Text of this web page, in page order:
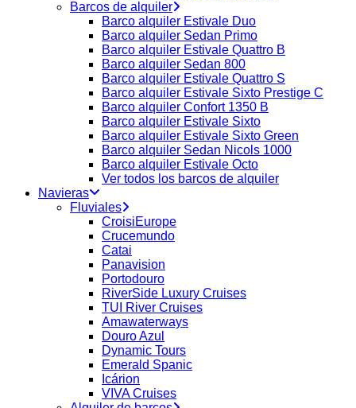
Barcos de alquiler
Barco alquiler Estivale Duo
Barco alquiler Sedan Primo
Barco alquiler Estivale Quattro B
Barco alquiler Sedan 800
Barco alquiler Estivale Quattro S
Barco alquiler Estivale Sixto Prestige C
Barco alquiler Confort 1350 B
Barco alquiler Estivale Sixto
Barco alquiler Estivale Sixto Green
Barco alquiler Sedan Nicols 1000
Barco alquiler Estivale Octo
Ver todos los barcos de alquiler
Navieras
Fluviales
CroisiEurope
Crucemundo
Catai
Panavision
Portodouro
RiverSide Luxury Cruises
TUI River Cruises
Amawaterways
Douro Azul
Dynamic Tours
Emerald Spanic
Icárion
VIVA Cruises